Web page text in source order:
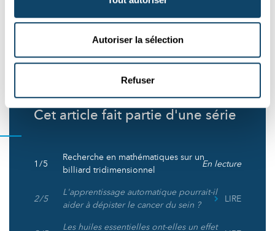
Autoriser la sélection
Refuser
Auteur: Diane Bertel
Cet article fait partie d'une série
1 / 5
Recherche en mathématiques sur un
billiard tridimensionnel
En lecture
2 / 5
L'apprentissage automatique pourrait-il
aider à dépister le cancer du sein ?
LIRE
Les huiles essentielles ont-elles un effet